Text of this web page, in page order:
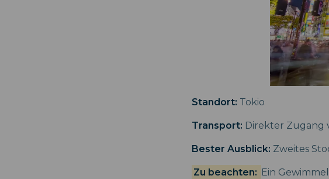
Standort: Tokio
Transport: Direkter Zugang
Bester Ausblick: Zweites
Zu beachten: Ein